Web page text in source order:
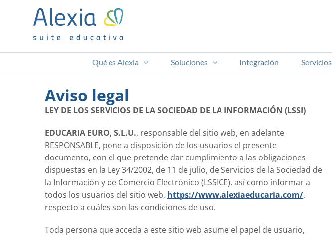
Qué es Alexia Soluciones Integración Servicios
Aviso legal
LEY DE LOS SERVICIOS DE LA SOCIEDAD DE LA INFORMACIÓN (LSSI)
EDUCARIA EURO, S.L.U., responsable del sitio web, en adelante
RESPONSABLE, pone a disposición de los usuarios el presente
documento, con el que pretende dar cumplimiento a las obligaciones
dispuestas en la Ley 34/2002, de 11 de julio, de Servicios de la Sociedad de
la Información y de Comercio Electrónico (LSSICE), así como informar a
todos los usuarios del sitio web, https://www.alexiaeducaria.com/,
respecto a cuáles son las condiciones de uso.
Toda persona que acceda a este sitio web asume el papel de usuario,